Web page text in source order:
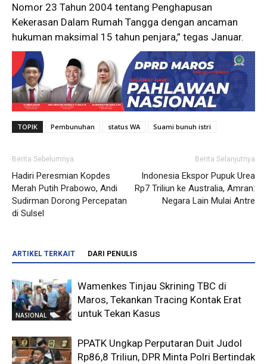
Nomor 23 Tahun 2004 tentang Penghapusan
Kekerasan Dalam Rumah Tangga dengan ancaman
hukuman maksimal 15 tahun penjara,” tegas Januar.
TOPIK Pembunuhan status WA Suami bunuh istri
Berita Sebelumnya
Hadiri Peresmian Kopdes
Merah Putih Prabowo, Andi
Sudirman Dorong Percepatan
di Sulsel
Berita Selanjutnya
Indonesia Ekspor Pupuk Urea
Rp7 Triliun ke Australia, Amran:
Negara Lain Mulai Antre
ARTIKEL TERKAIT DARI PENULIS
NASIONAL
Wamenkes Tinjau Skrining TBC di
Maros, Tekankan Tracing Kontak Erat
untuk Tekan Kasus
PPATK Ungkap Perputaran Duit Judol
Rp86,8 Triliun, DPR Minta Polri Bertindak